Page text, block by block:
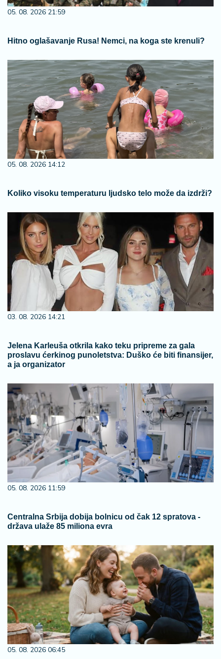
05. 08. 2026 21:59
Hitno oglašavanje Rusa! Nemci, na koga ste krenuli?
05. 08. 2026 14:12
Koliko visoku temperaturu ljudsko telo može da izdrži?
03. 08. 2026 14:21
Jelena Karleuša otkrila kako teku pripreme za gala
proslavu ćerkinog punoletstva: Duško će biti finansijer,
a ja organizator
05. 08. 2026 11:59
Centralna Srbija dobija bolnicu od čak 12 spratova -
država ulaže 85 miliona evra
05. 08. 2026 06:45